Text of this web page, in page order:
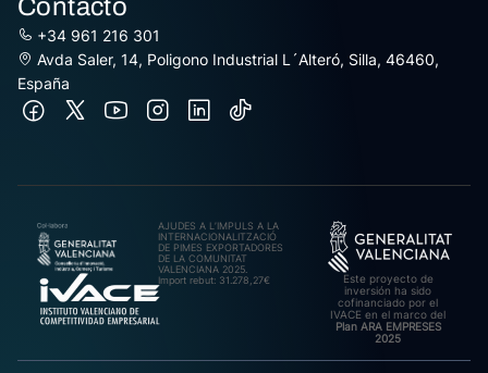
Contacto
+34 961 216 301
Avda Saler, 14, Poligono Industrial L´Alteró, Silla, 46460,
España
AJUDES A L’IMPULS A LA
INTERNACIONALITZACIÓ
DE PIMES EXPORTADORES
DE LA COMUNITAT
VALENCIANA 2025.
Import rebut: 31.278,27€
Este proyecto de
inversión ha sido
cofinanciado por el
IVACE en el marco del
Plan ARA EMPRESES
2025